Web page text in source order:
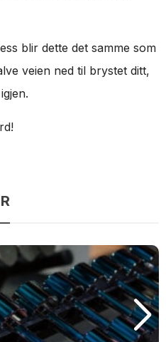
blir dette det samme som
veien ned til brystet ditt,